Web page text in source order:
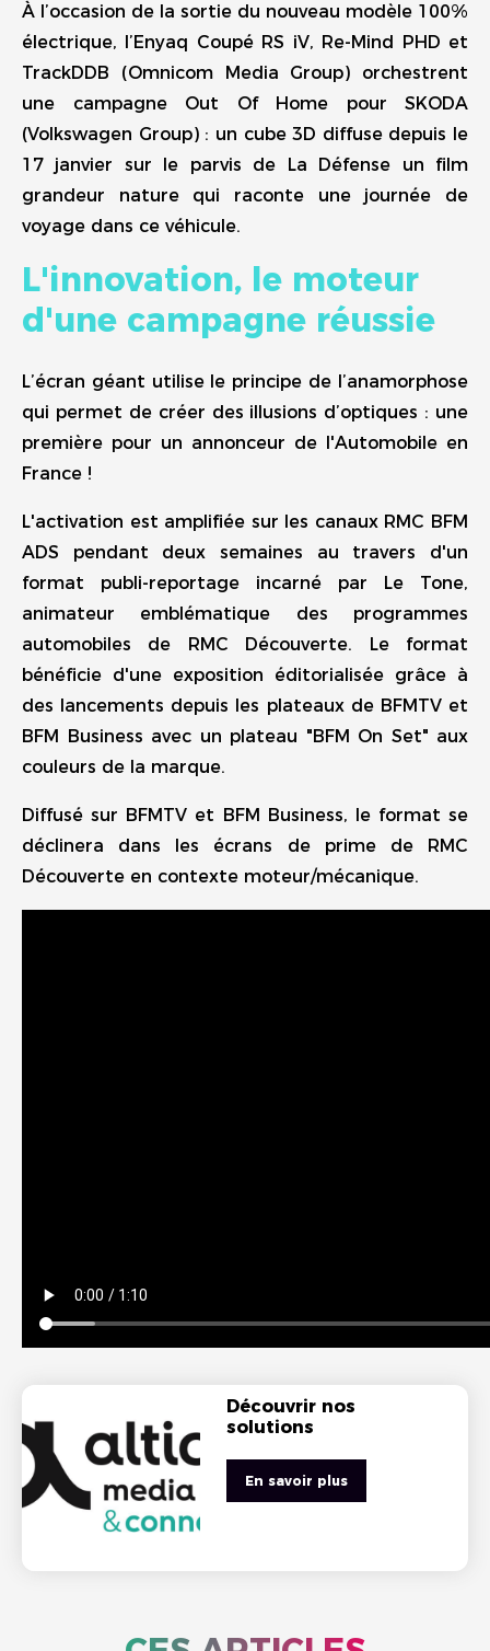
À l’occasion de la sortie du nouveau modèle 100%
électrique, l’Enyaq Coupé RS iV, Re-Mind PHD et
TrackDDB (Omnicom Media Group) orchestrent
une campagne Out Of Home pour SKODA
(Volkswagen Group) : un cube 3D diffuse depuis le
17 janvier sur le parvis de La Défense un film
grandeur nature qui raconte une journée de
voyage dans ce véhicule.
L'innovation, le moteur
d'une campagne réussie
L’écran géant utilise le principe de l’anamorphose
qui permet de créer des illusions d’optiques : une
première pour un annonceur de l'Automobile en
France !
L'activation est amplifiée sur les canaux RMC BFM
ADS pendant deux semaines au travers d'un
format publi-reportage incarné par Le Tone,
animateur emblématique des programmes
automobiles de RMC Découverte. Le format
bénéficie d'une exposition éditorialisée grâce à
des lancements depuis les plateaux de BFMTV et
BFM Business avec un plateau "BFM On Set" aux
couleurs de la marque.
Diffusé sur BFMTV et BFM Business, le format se
déclinera dans les écrans de prime de RMC
Découverte en contexte moteur/mécanique.
Découvrir nos
solutions
En savoir plus